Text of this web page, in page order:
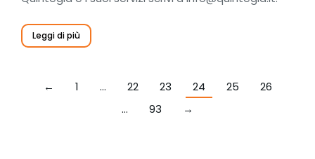
Leggi di più
← 1 … 22 23 24 25
26
…
93 →